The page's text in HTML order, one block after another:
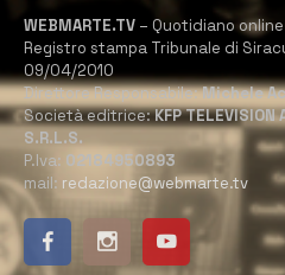
WEBMARTE.TV – Quotidiano online
Registro stampa Tribunale di
09/04/2010
Direttore Responsabile:Michele
Società editrice:KFP TELEVISION
S.R.L.S.
P.Iva: 02184950893
mail: redazione@webmarte.tv